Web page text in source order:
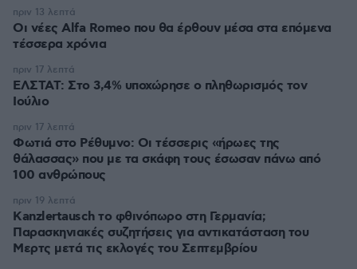
Οι νέες Alfa Romeo που θα έρθουν μέσα στα επόμενα
τέσσερα χρόνια
πριν 13 λεπτά
ΕΛΣΤΑΤ: Στο 3,4% υποχώρησε ο πληθωρισμός τον
Ιούλιο
πριν 17 λεπτά
Φωτιά στο Ρέθυμνο: Οι τέσσερις «ήρωες της
θάλασσας» που με τα σκάφη τους έσωσαν πάνω από
100 ανθρώπους
πριν 17 λεπτά
Kanzlertausch το φθινόπωρο στη Γερμανία;
Παρασκηνιακές συζητήσεις για αντικατάσταση του
Μερτς μετά τις εκλογές του Σεπτεμβρίου
πριν 19 λεπτά